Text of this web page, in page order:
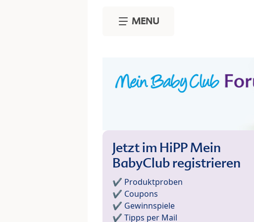
MENU
Jetzt im HiPP Mein
BabyClub registrieren
✔️ Produktproben
✔️ Coupons
✔️ Gewinnspiele
✔️ Tipps per Mail